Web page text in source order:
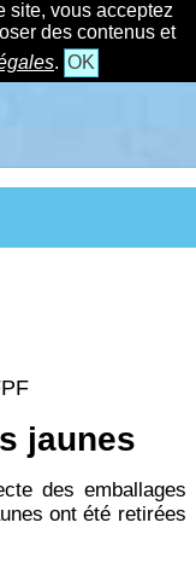
site, vous acceptez
des contenus et
. OK
jaunes
des emballages
ont été retirées